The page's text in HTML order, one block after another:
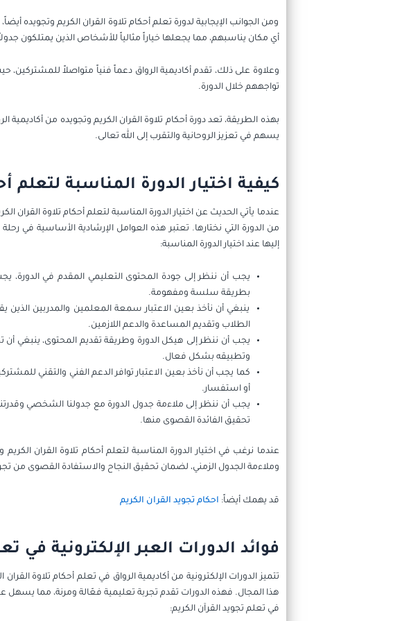
ومن الجوانب الإيجابية لدورة تعلم أحكام تلاوة القران الكريم
أي مكان يناسبهم، مما يجعلها خياراً مثالياً للأشخاص الذين يمتلكون
وعلاوة على ذلك، تقدم أكاديمية الرواق دعماً فنياً متواصلاً
تواجههم خلال الدورة.
بهذه الطريقة، تعد دورة أحكام تلاوة القران الكريم وتجويده من
يسهم في تعزيز الروحانية والتقرب إلى الله تعالى.
كيفية اختيار الدورة المناسبة لتعلم
عندما يأتي الحديث عن اختيار الدورة المناسبة لتعلم أحكام تلاوة
من الدورة التي نختارها. تعتبر هذه العوامل الإرشادية الأساسية في
إليها عند اختيار الدورة المناسبة:
يجب أن ننظر إلى جودة المحتوى التعليمي المقدم في الدورة،
بطريقة سلسة ومفهومة.
ينبغي أن نأخذ بعين الاعتبار سمعة المعلمين والمدربين الذين
الطلاب وتقديم المساعدة والدعم اللازمين.
يجب أن ننظر إلى هيكل الدورة وطريقة تقديم المحتوى،
وتطبيقه بشكل فعال.
كما يجب أن نأخذ بعين الاعتبار توافر الدعم الفني والتقني
أو استفسار.
يجب أن ننظر إلى ملاءمة جدول الدورة مع جدولنا الشخصي
تحقيق الفائدة القصوى منها.
عندما نرغب في اختيار الدورة المناسبة لتعلم أحكام تلاوة القران
وملاءمة الجدول الزمني، لضمان تحقيق النجاح والاستفادة القصوى من
قد يهمك أيضاً: احكام تجويد القران الكريم
فوائد الدورات العبر الإلكترونية في
تتميز الدورات الإلكترونية من أكاديمية الرواق في تعلم أحكام تلاوة
هذا المجال. فهذه الدورات تقدم تجربة تعليمية فعّالة ومرنة، مما يسهل
في تعلم تجويد القرآن الكريم: